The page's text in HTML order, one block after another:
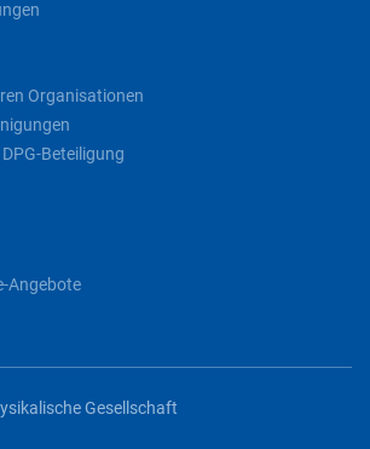
Organisationen
Beteiligung
Angebote
Gesellschaft